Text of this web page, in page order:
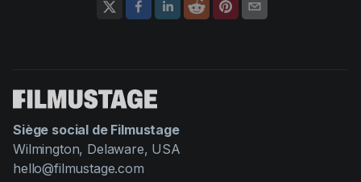
Siège social de Filmustage
Wilmington, Delaware, USA
hello@filmustage.com